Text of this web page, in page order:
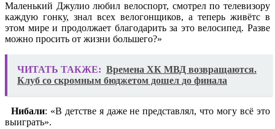
Маленький Джулио любил велоспорт, смотрел по телевизору
каждую гонку, знал всех велогонщиков, а теперь живётс в
этом мире и продолжает благодарить за это велосипед. Разве
можно просить от жизни большего?»
ЧИТАТЬ ТАКЖЕ: Времена ХК МВД возвращаются.
Клуб со скромным бюджетом дошел до финала
Нибали: «В детстве я даже не представлял, что могу всё это
выиграть».